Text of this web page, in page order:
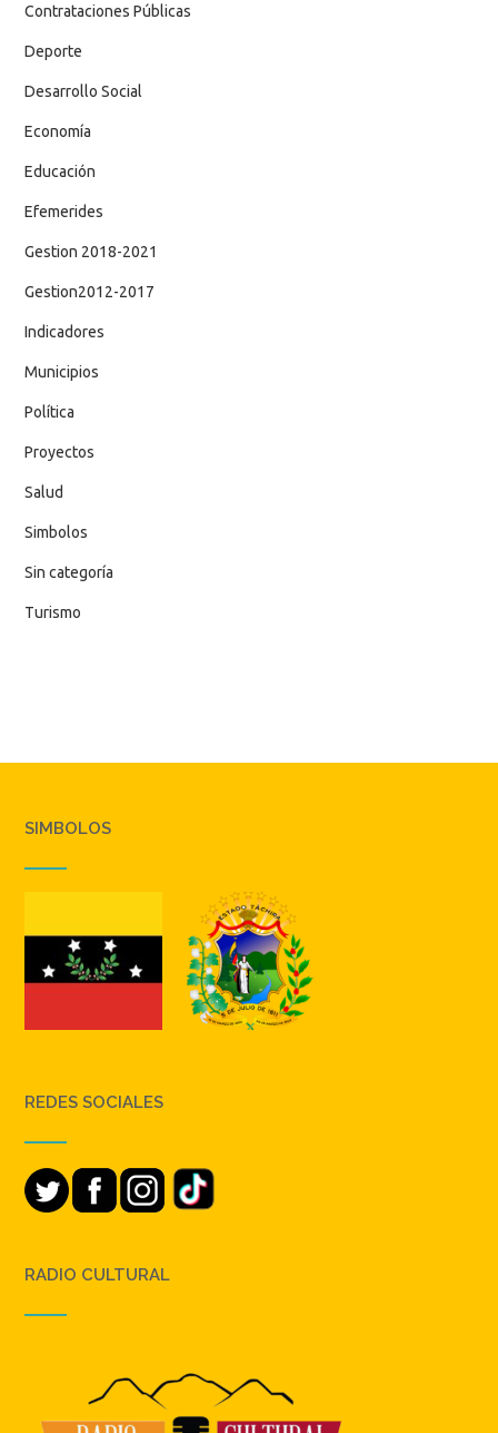
Contrataciones Públicas
Deporte
Desarrollo Social
Economía
Educación
Efemerides
Gestion 2018-2021
Gestion2012-2017
Indicadores
Municipios
Política
Proyectos
Salud
Simbolos
Sin categoría
Turismo
SIMBOLOS
REDES SOCIALES
RADIO CULTURAL